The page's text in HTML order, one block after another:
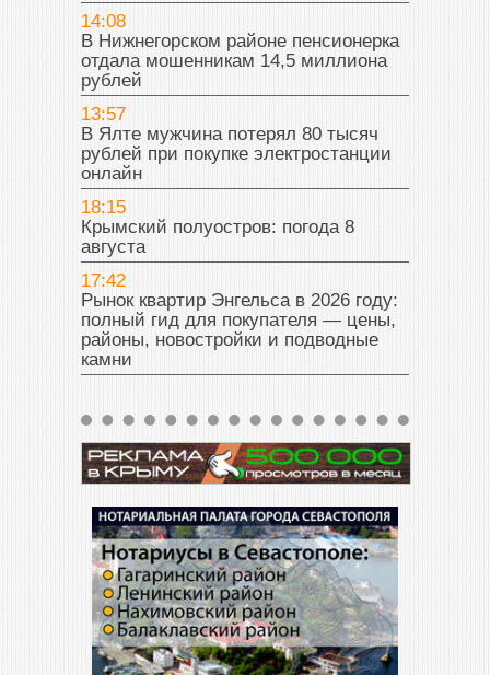
14:08
В Нижнегорском районе пенсионерка
отдала мошенникам 14,5 миллиона
рублей
13:57
В Ялте мужчина потерял 80 тысяч
рублей при покупке электростанции
онлайн
18:15
Крымский полуостров: погода 8
августа
17:42
Рынок квартир Энгельса в 2026 году:
полный гид для покупателя — цены,
районы, новостройки и подводные
камни